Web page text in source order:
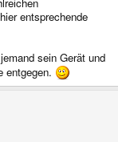
entsprechende
sein Gerät und
entgegen.